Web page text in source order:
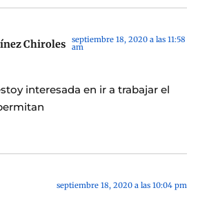
Chiroles
septiembre 18, 2020 a las 11:58
am
interesada en ir a trabajar el
septiembre 18, 2020 a las 10:04 pm